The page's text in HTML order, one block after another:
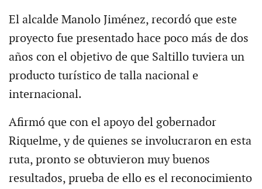
El alcalde Manolo Jiménez, recordó que este
proyecto fue presentado hace poco más de dos
años con el objetivo de que Saltillo tuviera un
producto turístico de talla nacional e
internacional.
Afirmó que con el apoyo del gobernador
Riquelme, y de quienes se involucraron en esta
ruta, pronto se obtuvieron muy buenos
resultados, prueba de ello es el reconocimiento